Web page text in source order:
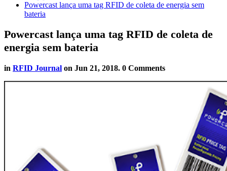
Powercast lança uma tag RFID de coleta de energia sem
bateria
Powercast lança uma tag RFID de coleta de
energia sem bateria
in RFID Journal on Jun 21, 2018. 0 Comments